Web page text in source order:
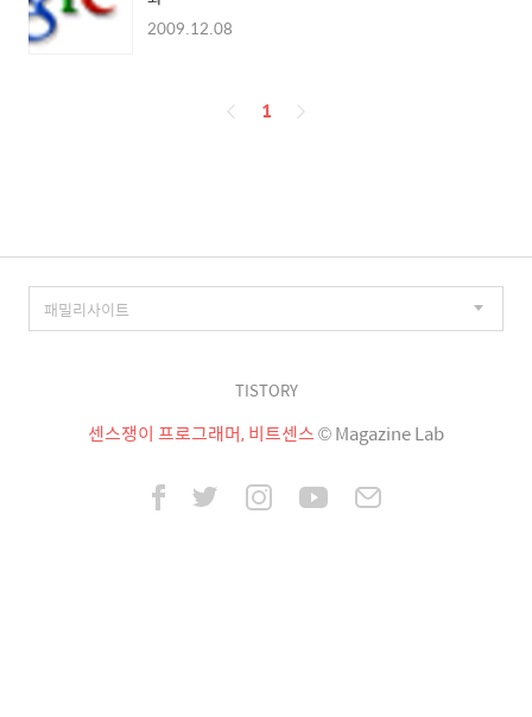
2009.12.08
페
1
TISTORY
센스쟁이 프로그래머, 비트센스© Magazine Lab